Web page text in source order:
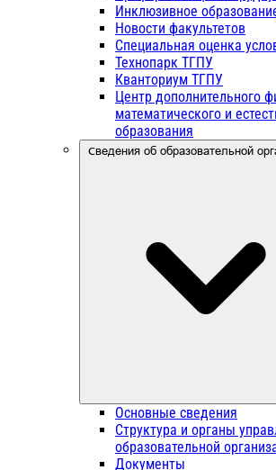
Инклюзивное
Новости факультетов
Специальная оценка
Технопарк ТГПУ
Кванториум ТГПУ
Центр дополнительного
математического и
образования
Сведения об образовательной
Основные сведения
Структура и органы
образовательной
Документы